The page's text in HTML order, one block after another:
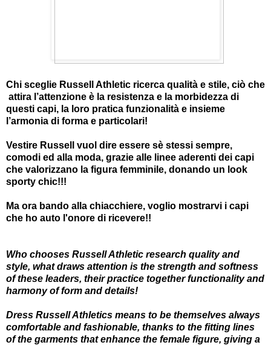
Chi sceglie Russell Athletic ricerca qualità e stile, ciò che
attira l’attenzione è la resistenza e la morbidezza di
questi capi, la loro pratica funzionalità e insieme
l’armonia di forma e particolari!
Vestire Russell vuol dire essere sè stessi sempre,
comodi ed alla moda, grazie alle linee aderenti dei capi
che valorizzano la figura femminile, donando un look
sporty chic!!!
Ma ora bando alla chiacchiere, voglio mostrarvi i capi
che ho auto l'onore di ricevere!!
Who chooses Russell Athletic research quality and
style, what draws attention is the strength and softness
of these leaders, their practice together functionality and
harmony of form and details!
Dress Russell Athletics means to be themselves always
comfortable and fashionable, thanks to the fitting lines
of the garments that enhance the female figure, giving a